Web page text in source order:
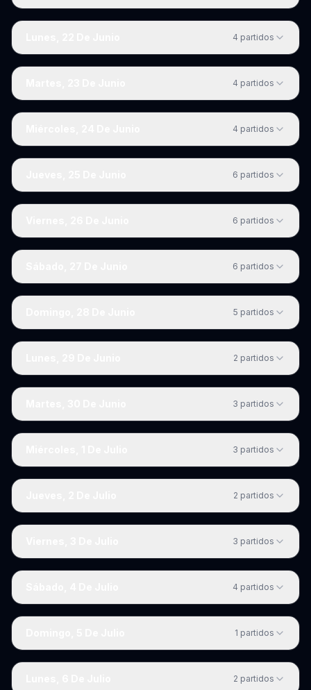
4 partidos
4 partidos
4 partidos
6 partidos
6 partidos
6 partidos
5 partidos
2 partidos
3 partidos
3 partidos
2 partidos
3 partidos
4 partidos
1 partidos
2 partidos